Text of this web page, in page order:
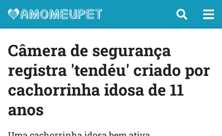
Câmera de segurança
registra 'tendéu' criado por
cachorrinha idosa de 11
anos